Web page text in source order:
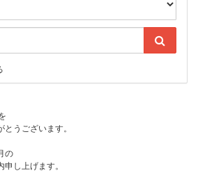
うございます。
の
し上げます。